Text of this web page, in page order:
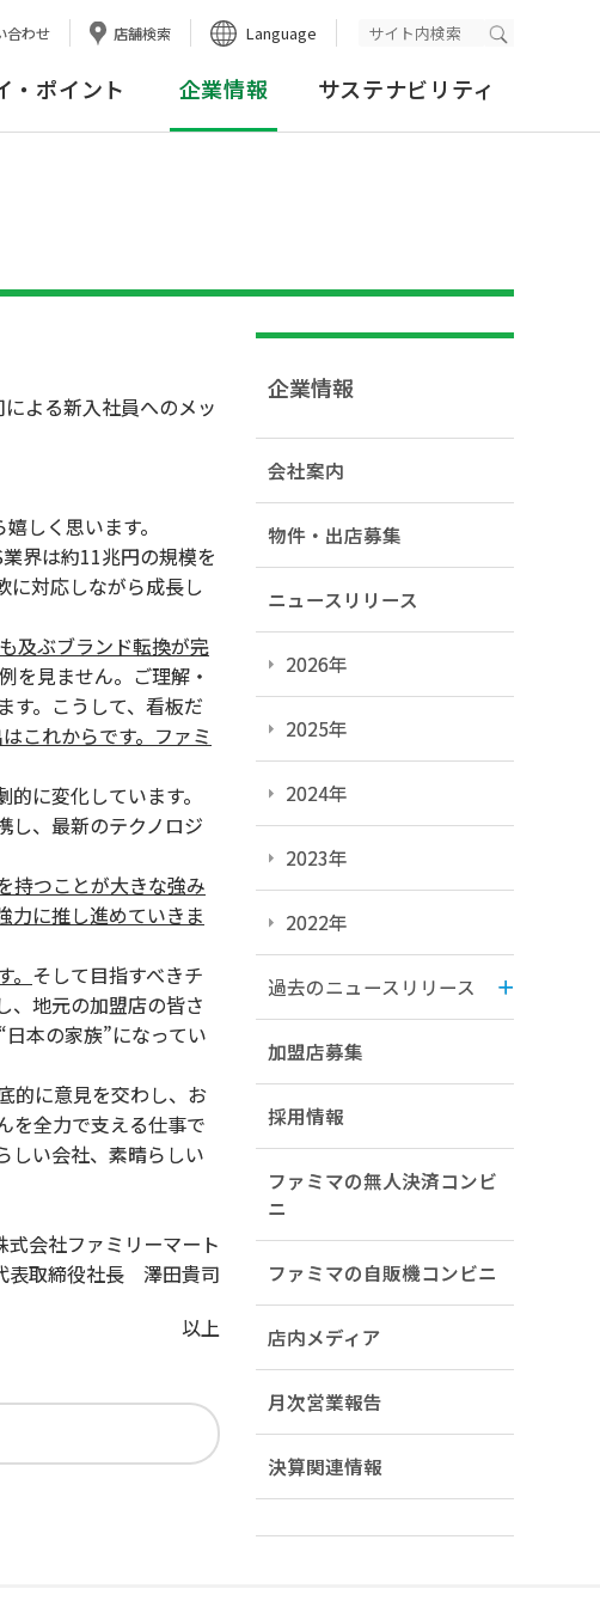
合わせ 店舗検索 Language 検索実行
・ポイント 企業情報 サステナビリティ
よる新入社員へのメッ
しく思います。
界は約11兆円の規模を
に対応しながら成長し
及ぶブランド転換が完
を見ません。ご理解・
す。こうして、看板だ
これからです。ファミ
に変化しています。
し、最新のテクノロジ
持つことが大きな強み
力に推し進めていきま
そして目指すべきチ
、地元の加盟店の皆さ
本の家族”になってい
的に意見を交わし、お
を全力で支える仕事で
しい会社、素晴らしい
式会社ファミリーマート
表取締役社長 澤田貴司
以上
企業情報
会社案内
物件・出店募集
ニュースリリース
2026年
2025年
2024年
2023年
2022年
過去のニュースリリース
加盟店募集
採用情報
ファミマの無人決済コンビ
ニ
ファミマの自販機コンビニ
店内メディア
月次営業報告
決算関連情報